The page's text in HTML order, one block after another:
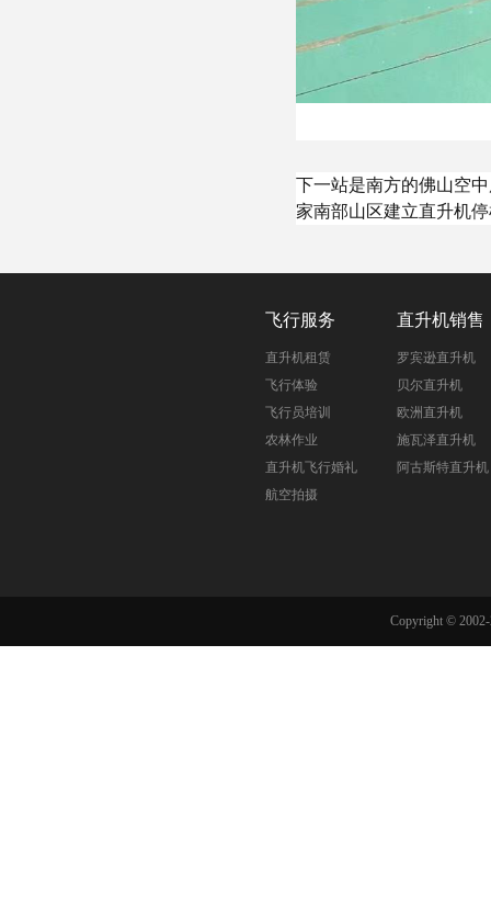
下一站是南方的佛山空
家南部山区建立直升机
飞行服务
直升机租赁
飞行体验
飞行员培训
农林作业
直升机飞行婚礼
航空拍摄
直升机销售
罗宾逊直升机
贝尔直升机
欧洲直升机
施瓦泽直升机
阿古斯特直升机
Copyright ©